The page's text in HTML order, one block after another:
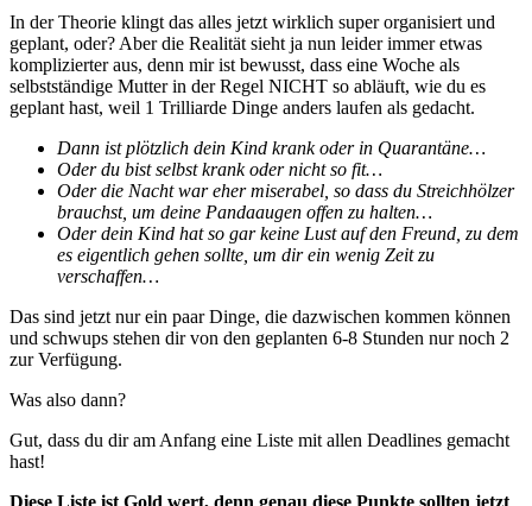
In der Theorie klingt das alles jetzt wirklich super organisiert und
geplant, oder? Aber die Realität sieht ja nun leider immer etwas
komplizierter aus, denn mir ist bewusst, dass eine Woche als
selbstständige Mutter in der Regel NICHT so abläuft, wie du es
geplant hast, weil 1 Trilliarde Dinge anders laufen als gedacht.
Dann ist plötzlich dein Kind krank oder in Quarantäne…
Oder du bist selbst krank oder nicht so fit…
Oder die Nacht war eher miserabel, so dass du Streichhölzer
brauchst, um deine Pandaaugen offen zu halten…
Oder dein Kind hat so gar keine Lust auf den Freund, zu dem
es eigentlich gehen sollte, um dir ein wenig Zeit zu
verschaffen…
Das sind jetzt nur ein paar Dinge, die dazwischen kommen können
und schwups stehen dir von den geplanten 6-8 Stunden nur noch 2
zur Verfügung.
Was also dann?
Gut, dass du dir am Anfang eine Liste mit allen Deadlines gemacht
hast!
Diese Liste ist Gold wert, denn genau diese Punkte sollten jetzt